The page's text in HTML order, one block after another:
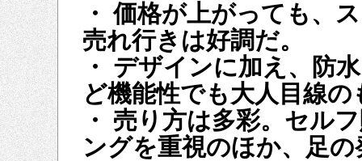
・ 価格が上がっても、
売れ行きは好調だ。
・ デザインに加え、防
ど機能性でも大人目線
・ 売り方は多彩。セル
ングを重視のほか、足